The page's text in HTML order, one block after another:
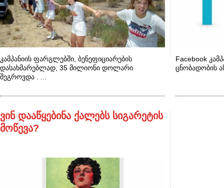
კამპანიის ფარგლებში, ბენეფიციარების
დასახმარებლად, 35 მილიონი დოლარი
შეგროვდა . ...
Facebook
ცნობადობის
ვინ დააწყებინა ქალებს სიგარეტის
მოწევა?